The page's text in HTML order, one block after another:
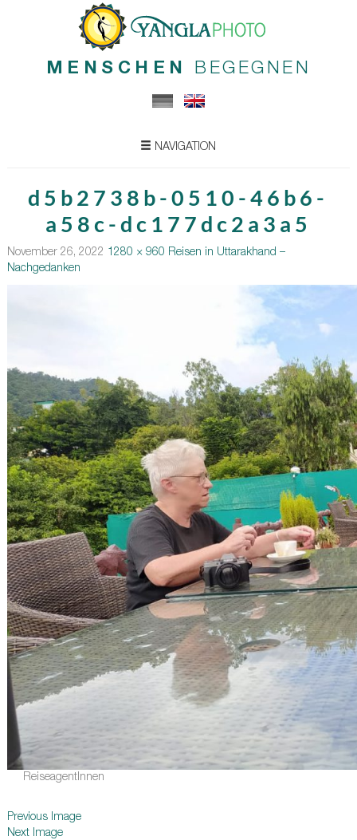
MENSCHEN BEGEGNEN
NAVIGATION
d5b2738b-0510-46b6-
a58c-dc177dc2a3a5
November 26, 2022 1280 × 960 Reisen in Uttarakhand –
Nachgedanken
ReiseagentInnen
Previous Image
Next Image